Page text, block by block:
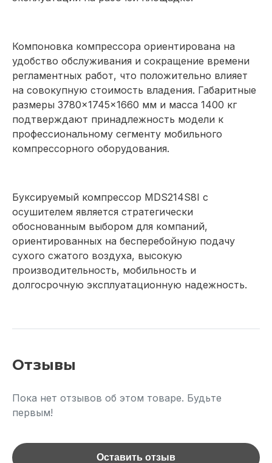
Компоновка компрессора ориентирована на
удобство обслуживания и сокращение времени
регламентных работ, что положительно влияет
на совокупную стоимость владения. Габаритные
размеры 3780×1745×1660 мм и масса 1400 кг
подтверждают принадлежность модели к
профессиональному сегменту мобильного
компрессорного оборудования.
Буксируемый компрессор MDS214S8I с
осушителем является стратегически
обоснованным выбором для компаний,
ориентированных на бесперебойную подачу
сухого сжатого воздуха, высокую
производительность, мобильность и
долгосрочную эксплуатационную надежность.
Отзывы
Пока нет отзывов об этом товаре. Будьте
первым!
Оставить отзыв